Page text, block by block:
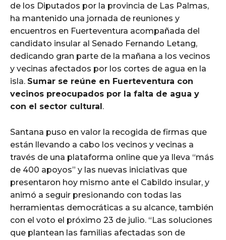
de los Diputados por la provincia de Las Palmas,
ha mantenido una jornada de reuniones y
encuentros en Fuerteventura acompañada del
candidato insular al Senado Fernando Letang,
dedicando gran parte de la mañana a los vecinos
y vecinas afectados por los cortes de agua en la
isla. Sumar se reúne en Fuerteventura con
vecinos preocupados por la falta de agua y
con el sector cultural.
Santana puso en valor la recogida de firmas que
están llevando a cabo los vecinos y vecinas a
través de una plataforma online que ya lleva “más
de 400 apoyos” y las nuevas iniciativas que
presentaron hoy mismo ante el Cabildo insular, y
animó a seguir presionando con todas las
herramientas democráticas a su alcance, también
con el voto el próximo 23 de julio. “Las soluciones
que plantean las familias afectadas son de